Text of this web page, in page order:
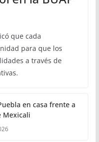
que cada
para que los
a través de
en casa frente a
Mexicali